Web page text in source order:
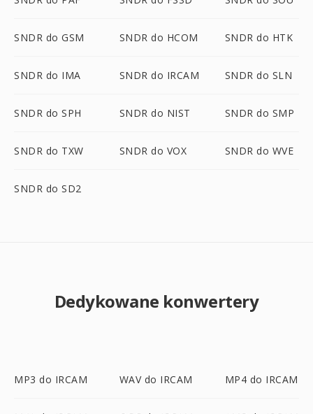
SNDR do GSM SNDR do HCOM SNDR do HTK
SNDR do IMA SNDR do IRCAM SNDR do SLN
SNDR do SPH SNDR do NIST SNDR do SMP
SNDR do TXW SNDR do VOX SNDR do WVE
SNDR do SD2
Dedykowane konwertery
MP3 do IRCAM WAV do IRCAM MP4 do IRCAM